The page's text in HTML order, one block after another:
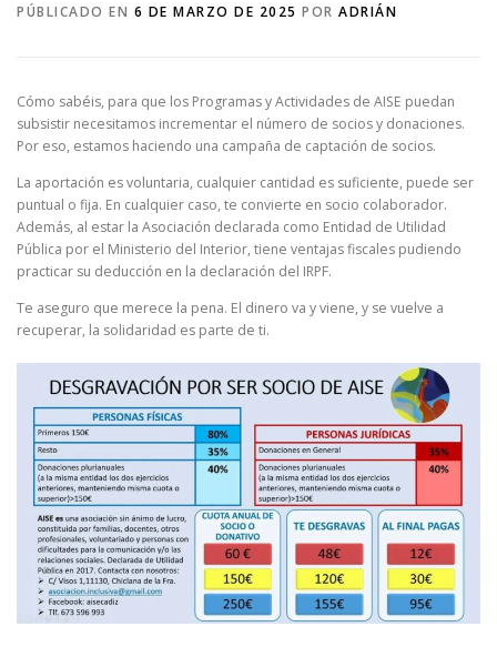
PÚBLICADO EN 6 DE MARZO DE 2025 POR ADRIÁN
Cómo sabéis, para que los Programas y Actividades de AISE puedan
subsistir necesitamos incrementar el número de socios y donaciones.
Por eso, estamos haciendo una campaña de captación de socios.
La aportación es voluntaria, cualquier cantidad es suficiente, puede ser
puntual o fija. En cualquier caso, te convierte en socio colaborador.
Además, al estar la Asociación declarada como Entidad de Utilidad
Pública por el Ministerio del Interior, tiene ventajas fiscales pudiendo
practicar su deducción en la declaración del IRPF.
Te aseguro que merece la pena. El dinero va y viene, y se vuelve a
recuperar, la solidaridad es parte de ti.